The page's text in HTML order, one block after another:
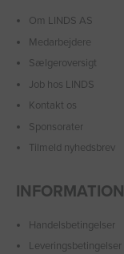
Om LINDS AS
Medarbejdere
Sælgeroversigt
Job hos LINDS
Kontakt os
Sponsorater
Tilmeld nyhedsbrev
INFORMATION
Handelsbetingelser
Leveringsbetingelser